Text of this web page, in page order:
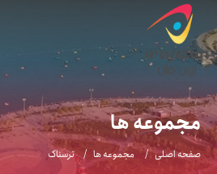
مجموعه ها
صفحه اصلی مجموعه ها ترسناک